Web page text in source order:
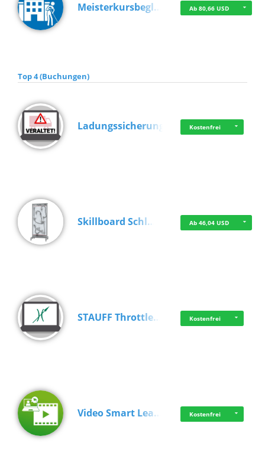
Meisterkursbegl… Ab 80,66 USD
Top 4 (Buchungen)
Ladungssicherung Kostenfrei
Skillboard Schl… Ab 46,04 USD
STAUFF Throttle… Kostenfrei
Video Smart Lea… Kostenfrei